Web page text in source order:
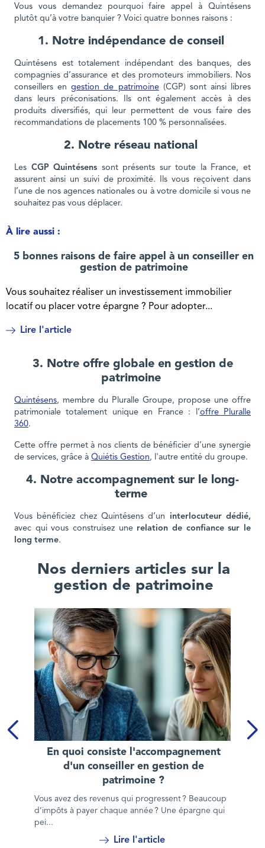
Vous vous demandez pourquoi faire appel à Quintésens
plutôt qu’à votre banquier ? Voici quatre bonnes raisons :
1. Notre indépendance de conseil
Quintésens est totalement indépendant des banques, des
compagnies d’assurance et des promoteurs immobiliers. Nos
conseillers engestion de patrimoine(CGP) sont ainsi libres
dans leurs préconisations. Ils ont également accès à des
produits diversifiés, qui leur permettent de vous faire des
recommandations de placements 100 % personnalisées.
2. Notre réseau national
Les CGP Quintésens sont présents sur toute la France, et
assurent ainsi un suivi de proximité. Ils vous reçoivent dans
l’une de nos agences nationales ou à votre domicile si vous ne
souhaitez pas vous déplacer.
À lire aussi :
5 bonnes raisons de faire appel à un conseiller en
gestion de patrimoine
Vous souhaitez réaliser un investissement immobilier
locatif ou placer votre épargne ? Pour adopter...
Lire l'article
3. Notre offre globale en gestion de
patrimoine
Quintésens, membre du Pluralle Groupe, propose une offre
patrimoniale totalement unique en France : l’offre Pluralle
360.
Cette offre permet à nos clients de bénéficier d’une synergie
de services, grâce à Quiétis Gestion, l'autre entité du groupe.
4. Notre accompagnement sur le long-
terme
Vous bénéficiez chez Quintésens d’un interlocuteur dédié,
avec qui vous construisez une relation de confiance sur le
long terme.
Nos derniers articles sur la
gestion de patrimoine
En quoi consiste l'accompagnement d'un conseiller en
En quoi consiste l'accompagnement
d'un conseiller en gestion de
patrimoine ?
Vous avez des revenus qui progressent ? Beaucoup
d’impôts à payer chaque année ? Une épargne qui
pei...
Lire l'article